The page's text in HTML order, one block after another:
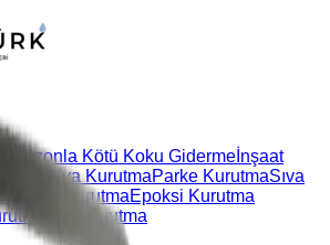
Ozonla Kötü Koku Giderme İnşaat
Boya KurutmaParke KurutmaSıva
Beton KurutmaEpoksi Kurutma
Alçı Kurutma